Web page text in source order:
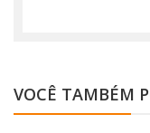
VOCÊ TAMBÉM